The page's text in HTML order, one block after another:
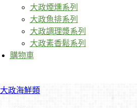
大政煙燻系列
大政魚排系列
大政調理漿系列
大政素香鬆系列
購物車
大政海鮮類